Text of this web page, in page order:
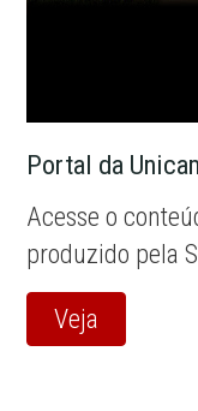
Portal da
Acesse o
produzido pela
Veja